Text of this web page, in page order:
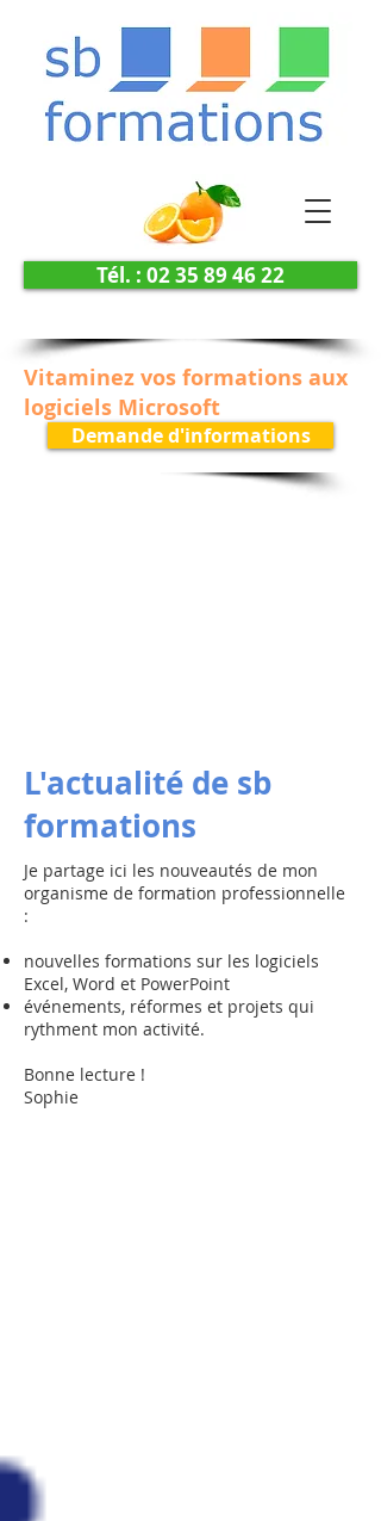
Tél. : 02 35 89 46 22
Vitaminez vos formations aux
logiciels Microsoft
Demande d'informations
L'actualité de sb
formations
Je partage ici les nouveautés de mon
organisme de formation professionnelle
:
nouvelles formations sur les logiciels
Excel, Word et PowerPoint
événements, réformes et projets qui
rythment mon activité.
Bonne lecture !
Sophie